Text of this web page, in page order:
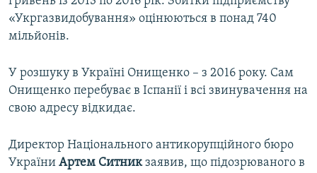
«Укргазвидобування» оцінюються в понад 740
мільйонів.
У розшуку в Україні Онищенко – з 2016 року. Сам
Онищенко перебуває в Іспанії і всі звинувачення на
свою адресу відкидає.
Директор Національного антикорупційного бюро
України Артем Ситникзаявив, що підозрюваного в